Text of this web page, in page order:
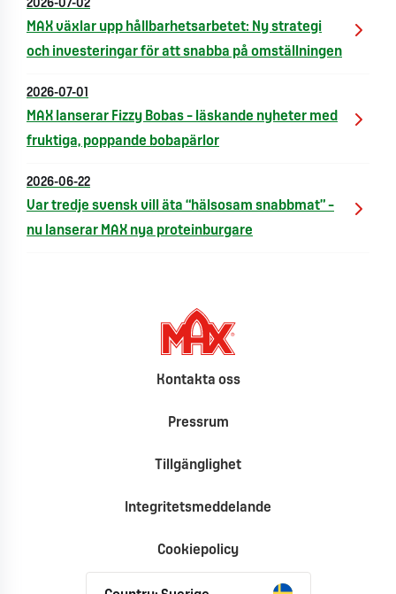
2026-07-02
MAX växlar upp hållbarhetsarbetet: Ny strategi
och investeringar för att snabba på omställningen
2026-07-01
MAX lanserar Fizzy Bobas – läskande nyheter med
fruktiga, poppande bobapärlor
2026-06-22
Var tredje svensk vill äta “hälsosam snabbmat” –
nu lanserar MAX nya proteinburgare
Kontakta oss
Pressrum
Tillgänglighet
Integritetsmeddelande
Cookiepolicy